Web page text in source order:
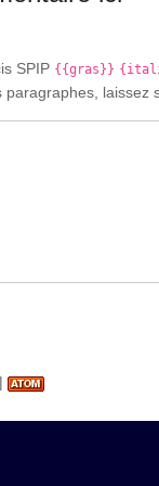
SPIP {{gras}}
paragraphes, laissez
|